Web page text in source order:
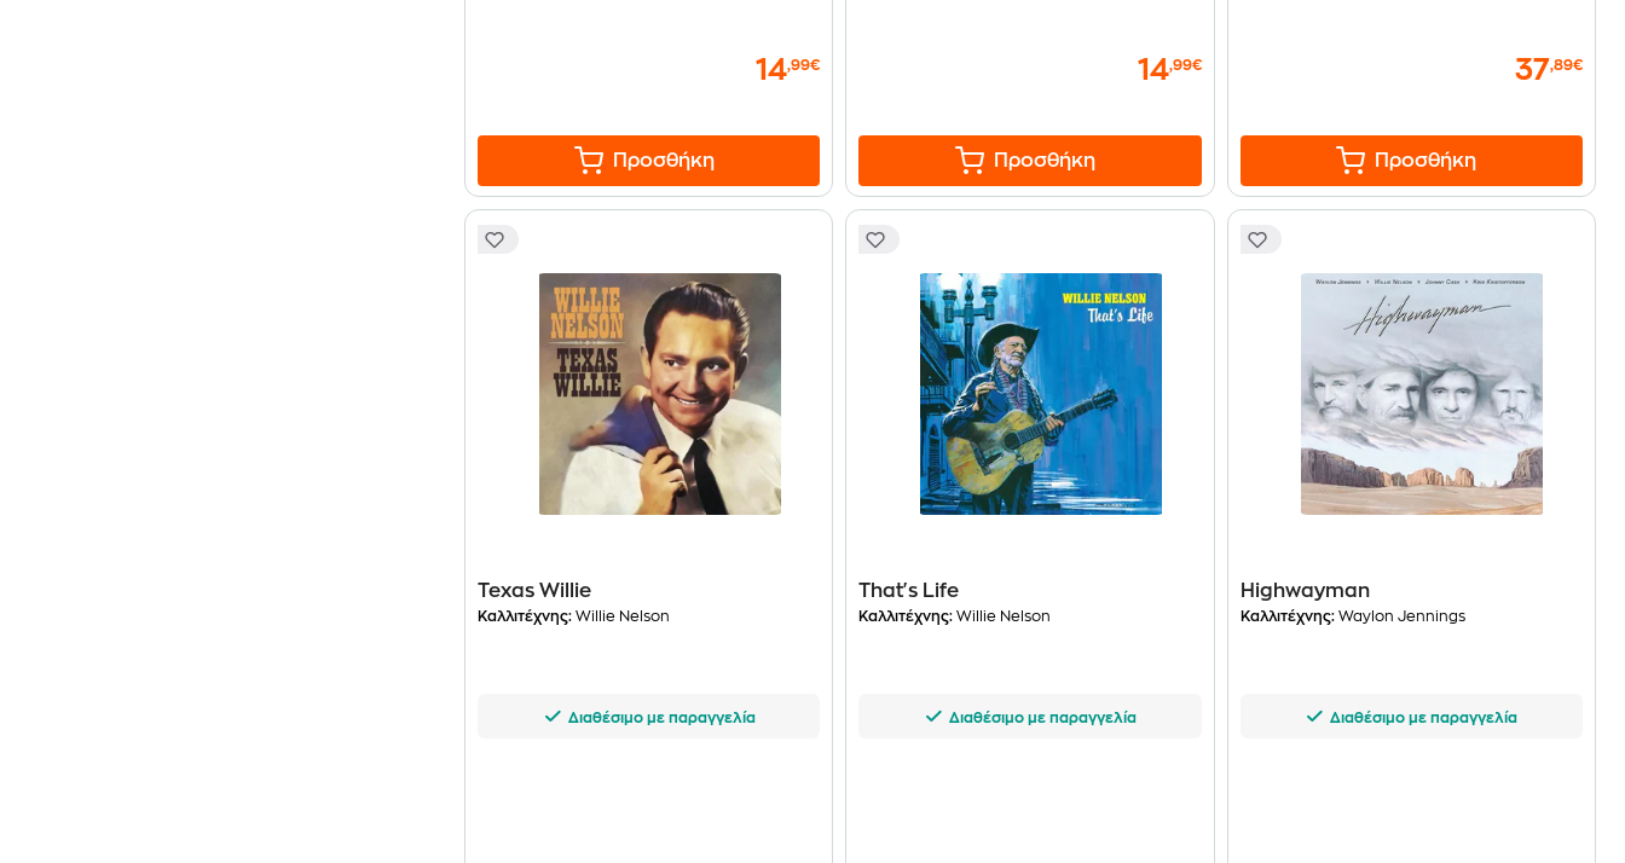
14,99€
Προσθήκη
14,99€
Προσθήκη
37,89€
Προσθήκη
Texas Willie
Καλλιτέχνης: Willie Nelson
Διαθέσιμο με παραγγελία
That's Life
Καλλιτέχνης: Willie Nelson
Διαθέσιμο με παραγγελία
Highwayman
Καλλιτέχνης:Waylon Jennings
Διαθέσιμο με παραγγελία